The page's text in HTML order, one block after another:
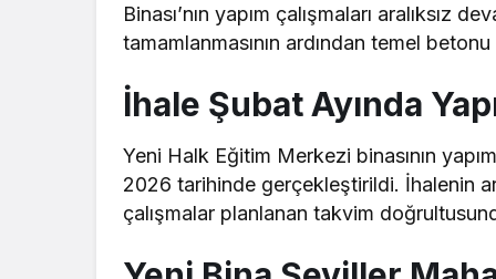
Binası’nın yapım çalışmaları aralıksız
tamamlanmasının ardından temel
İhale Şubat Ayında
Yeni Halk Eğitim Merkezi binasının
2026 tarihinde gerçekleştirildi. İhalenin
çalışmalar planlanan takvim